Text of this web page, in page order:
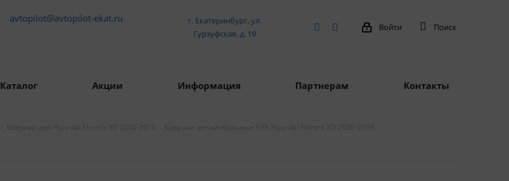
avtopilot@avtopilot-ekat.ru
г. Екатеринбург, ул.
Гурзуфская, д. 19
Войти Поиск
Каталог Акции Информация Партнерам Контакты